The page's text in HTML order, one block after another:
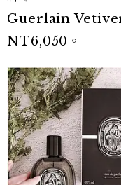
Guerlain Vetiver
NT6,050。